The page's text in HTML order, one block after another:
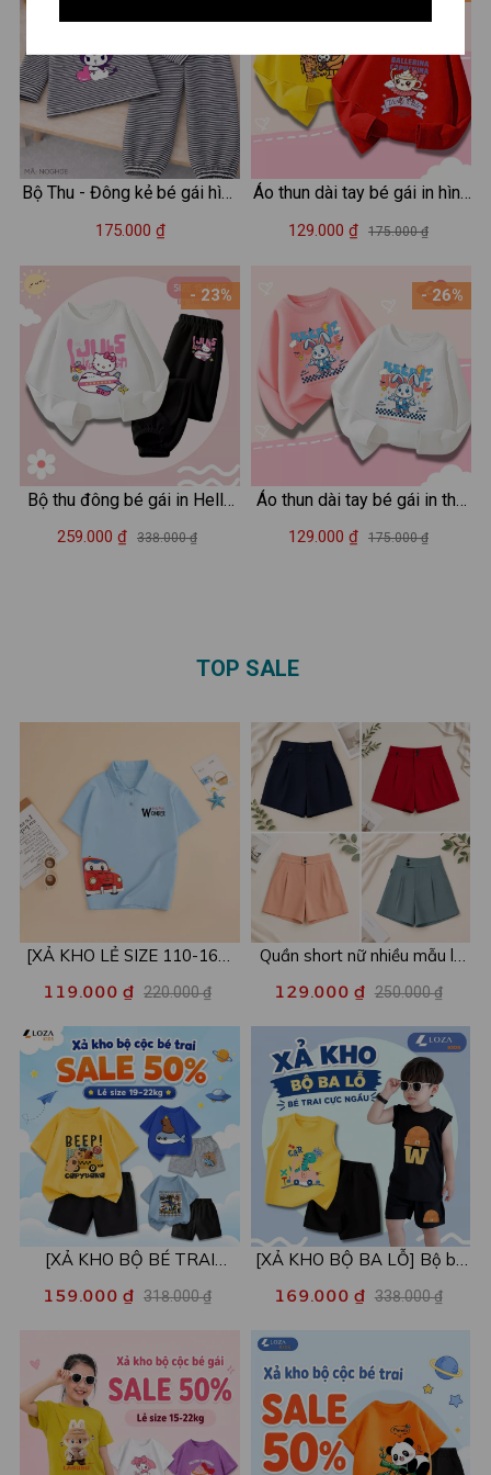
Bộ Thu - Đông kẻ bé gái hình
175.000 ₫
- 23%
Bộ thu đông bé gái in Hello
Kitty 2025 - Bộ quần áo dài
259.000 ₫ 338.000 ₫
Áo thun dài tay bé gái in hình
SAHUR SAHUR, BALLERINA
40kg - Áo thu đông trẻ em
Loza Kids - KT002
129.000 ₫ 175.000 ₫
- 26%
Áo thun dài tay bé gái in thỏ
thi chạy cho bé từ 15-40kg -
129.000 ₫ 175.000 ₫
[XẢ KHO LẺ SIZE 110-160]
mẫu - Áo trẻ em từ 15-42kg
- Loza Kids XPL001
119.000 ₫ 220.000 ₫
Quần short nữ nhiều mẫu lẻ
còn 99k/c - Loza XA016
129.000 ₫ 250.000 ₫
[XẢ KHO BỘ BÉ TRAI
nhiều mẫu - Quần áo bé trai
XB003
159.000 ₫ 318.000 ₫
[XẢ KHO BỘ BA LỖ] Bộ ba
size từ 15-40kg - Quần áo
bé trai - Loza Kids XABL01
169.000 ₫ 338.000 ₫
TOP SALE